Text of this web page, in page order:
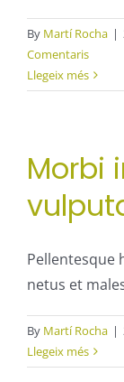
By Martí Rocha |
Comentaris
Llegeix més
Morbi
Pellentesque
netus et
By Martí Rocha |
Llegeix més